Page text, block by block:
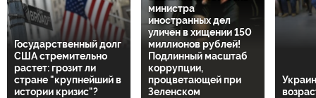
Государственный долг
США стремительно
растет: грозит ли
стране "крупнейший в
истории кризис"?
министра
иностранных дел
уличен в хищении 150
миллионов рублей!
Подлинный масштаб
коррупции,
процветающей при
Зеленском